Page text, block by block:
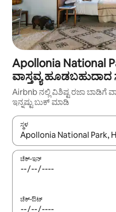
Apollonia National
ವಾಸ್ತವ್ಯ ಹೂಡಬಹುದಾದ
Airbnb ನಲ್ಲಿ ವಿಶಿಷ್ಟ ರಜಾ ಬಾಡಿಗೆ
ಇನ್ನಷ್ಟು ಬುಕ್ ಮಾಡಿ
ಸ್ಥಳ
ಫಲಿತಾಂಶಗಳು ಲಭ್ಯವಿರುವಾಗ, ಅಪ್
ಚೆಕ್-ಇನ್
ಚೆಕ್-ಔಟ್